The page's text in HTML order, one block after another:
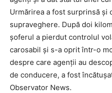
Urmărirea a fost surprinsă şi
supraveghere. După doi
șoferul a pierdut controlul
carosabil şi s-a oprit într-o
despre care agenții au
de conducere, a fost
Observator News.